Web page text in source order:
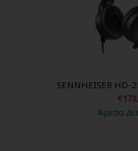
SENNHEISER HD-
Άμεσα